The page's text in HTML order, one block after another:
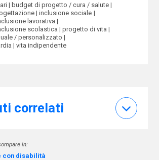
budget di progetto / cura / salute
inclusione sociale
lavorativa
scolastica
progetto di vita
/ personalizzato
vita indipendente
correlati
in:
con disabilità